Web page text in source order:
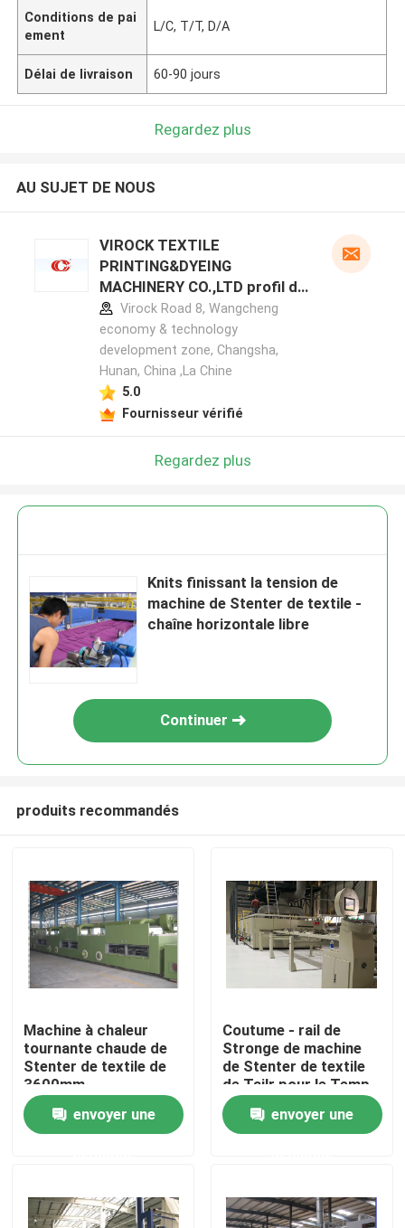
Maison
Au sujet de nous
Conditions de pai
ement
L/C, T/T, D/A
Délai de livraison 60-90 jours
Regardez plus
AU SUJET DE NOUS
VIROCK TEXTILE
PRINTING&DYEING
MACHINERY CO.,LTD profil du
fabricant
Virock Road 8, Wangcheng
economy & technology
development zone, Changsha,
Hunan, China ,La Chine
5.0
Fournisseur vérifié
Regardez plus
Knits finissant la tension de
machine de Stenter de textile -
chaîne horizontale libre
Continuer
produits recommandés
Machine à chaleur
tournante chaude de
Stenter de textile de
3600mm
envoyer une
Coutume - rail de
Stronge de machine
de Stenter de textile
de Tailr pour le Temp
lourd de bout droit
même envoyer une